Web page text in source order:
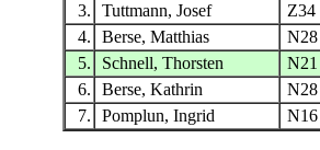
3.
Tuttmann, Josef Z34
4.
Berse, Matthias N28
5.
Schnell, Thorsten N21
6.
Berse, Kathrin
N28
7.
Pomplun, Ingrid N16